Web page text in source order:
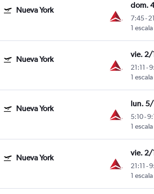
Nueva York
dom.
7:45-
1 escala
Nueva York
vie. 2/
21:11 -
1 escala
Nueva York
lun.
5:10-
1 escala
Nueva York
vie. 2/
21:11 -
1 escala